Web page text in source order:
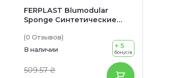
FERPLAST Blumodular
Sponge Синтетические
фильтра Blumodular
(0 Отзывов)
В наличии
509.57 ₴
+ 5
бонусів